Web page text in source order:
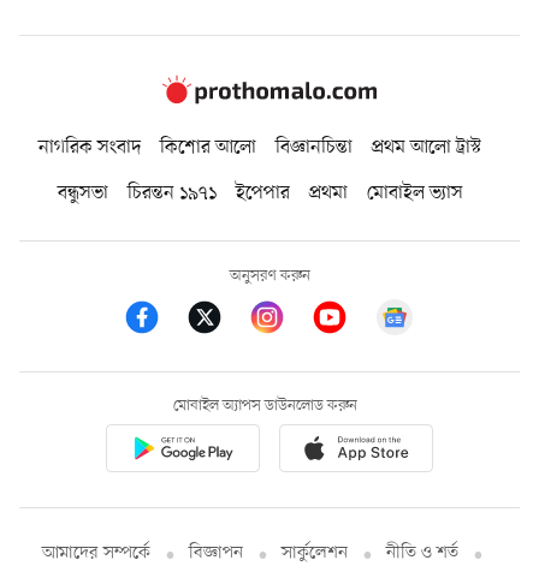
নাগরিক সংবাদ কিশোর আলো বিজ্ঞানচিন্তা
প্রথম আলো ট্রাস্ট
বন্ধুসভা
চিরন্তন ১৯৭১ ইপেপার প্রথমা মোবাইল ভ্যাস
অনুসরণ করুন
মোবাইল অ্যাপস ডাউনলোড করুন
আমাদের সম্পর্কে বিজ্ঞাপন সার্কুলেশন নীতি ও শর্ত